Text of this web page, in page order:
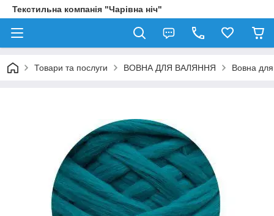
Текстильна компанія "Чарівна ніч"
Товари та послуги ВОВНА ДЛЯ ВАЛЯННЯ Вовна